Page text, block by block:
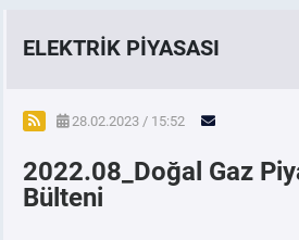
ELEKTRİK PİYASASI
SPOT ELEKTRİK PİYASALARI
ÖRNEK FİNANS BELGELERİ
28.02.2023 / 15:52
2022.08_Doğal Gaz
Bülteni